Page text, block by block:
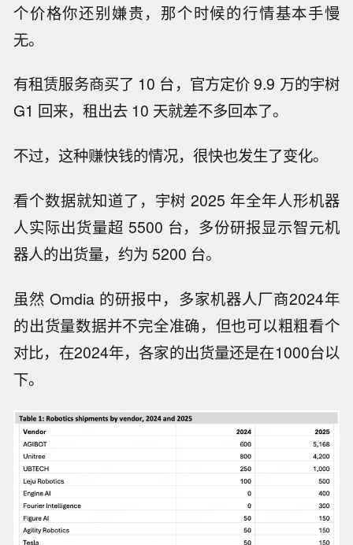
个价格你还别嫌贵，那个时候的行情基本手慢
无。
有租赁服务商买了 10 台，官方定价 9.9 万的宇树
G1 回来，租出去 10 天就差不多回本了。
不过，这种赚快钱的情况，很快也发生了变化。
看个数据就知道了，宇树 2025 年全年人形机器
人实际出货量超 5500 台，多份研报显示智元机
器人的出货量，约为 5200 台。
虽然 Omdia 的研报中，多家机器人厂商2024年
的出货量数据并不完全准确，但也可以粗粗看个
对比，在2024年，各家的出货量还是在1000台以
下。